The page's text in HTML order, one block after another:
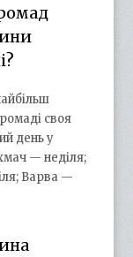
своя
день у
— неділя;
Варва —